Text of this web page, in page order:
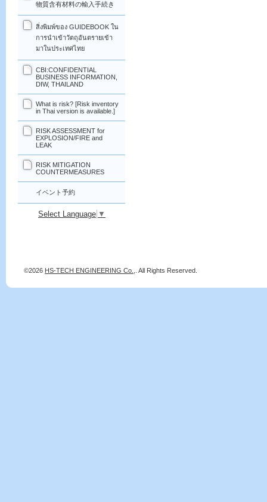
物質含有材料の輸入手続き
สิ่งพิมพ์ของ GUIDEBOOK ใน
การนำเข้าวัตถุอันตรายเข้า
มาในประเทศไทย
CBI:CONFIDENTIAL
BUSINESS INFORMATION,
DIW, THAILAND
What is risk? [Risk inventory
in Thai version is available.]
RISK ASSESSMENT for
EXPLOSION/FIRE and
LEAK
RISK MITIGATION
COUNTERMEASURES
イベント予約
Select Language ▼
©2026 HS-TECH ENGINEERING Co., . All Rights Reserved.